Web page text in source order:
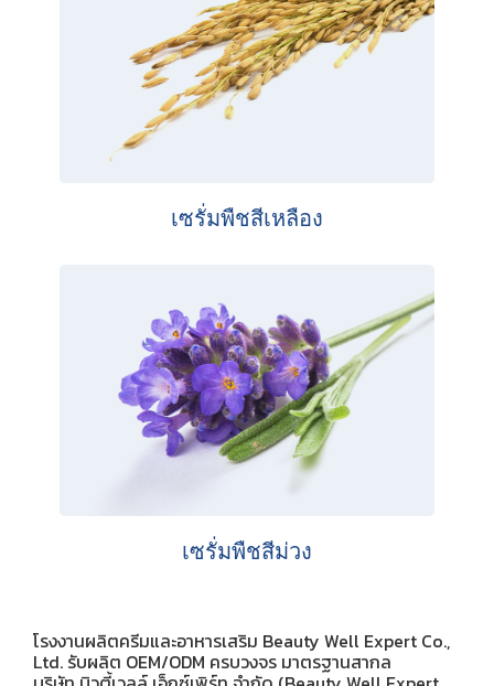
เซรั่มพืชสีเหลือง
เซรั่มพืชสีม่วง
โรงงานผลิตครีมและอาหารเสริม Beauty Well Expert Co.,
Ltd. รับผลิต OEM/ODM ครบวงจร มาตรฐานสากล